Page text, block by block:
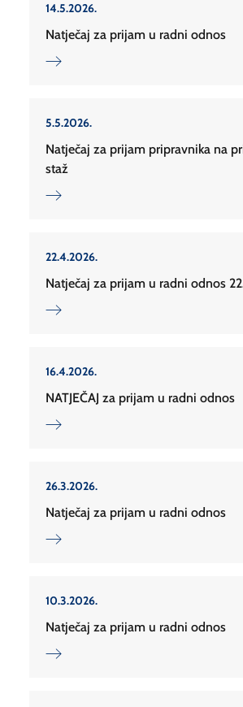
14.5.2026.
Natječaj za prijam u radni odnos
5.5.2026.
Natječaj za prijam pripravnika na
staž
22.4.2026.
Natječaj za prijam u radni odnos
16.4.2026.
NATJEČAJ za prijam u radni odnos
26.3.2026.
Natječaj za prijam u radni odnos
10.3.2026.
Natječaj za prijam u radni odnos